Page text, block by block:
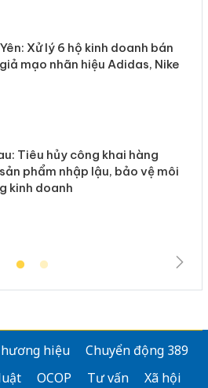
Xử lý 6 hộ kinh doanh bán
mạo nhãn hiệu Adidas, Nike
Tiêu hủy công khai hàng
phẩm nhập lậu, bảo vệ môi
kinh doanh
hiệu
Chuyển động 389
OCOP Tư vấn
Xã hội